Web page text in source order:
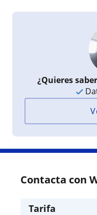
¿Quieres
Contacta con
Tarifa